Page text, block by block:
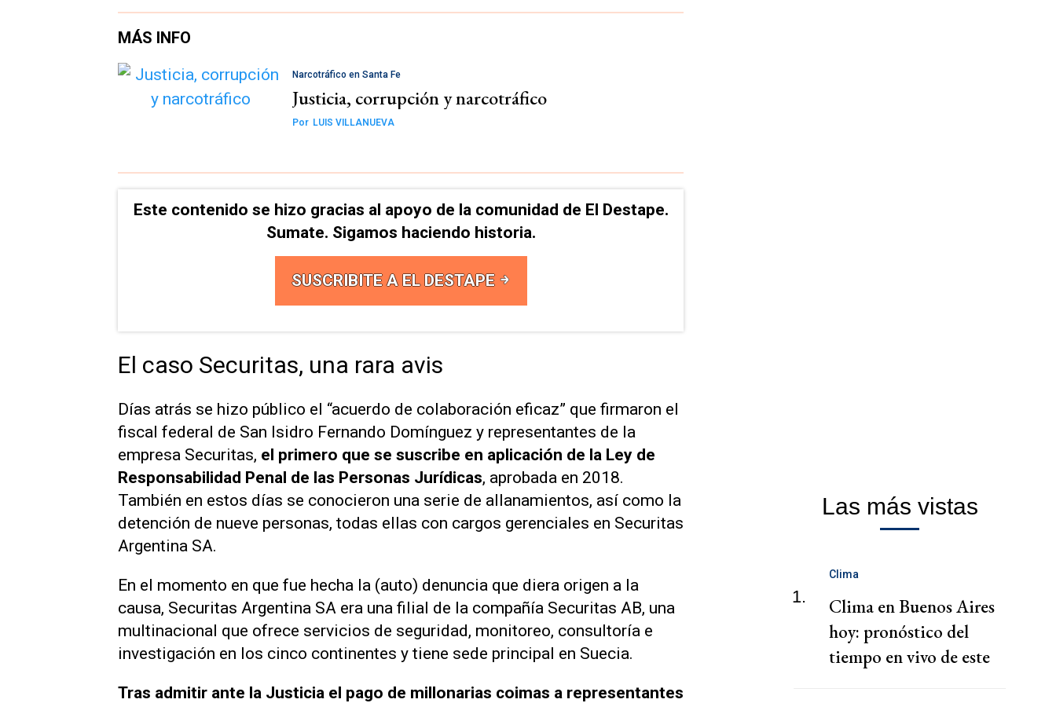
MÁS INFO
Narcotráfico en Santa Fe
Justicia, corrupción y narcotráfico
Por LUIS VILLANUEVA
Este contenido se hizo gracias al apoyo de la comunidad de El Destape.
Sumate. Sigamos haciendo historia.
SUSCRIBITE A EL DESTAPE
El caso Securitas, una rara avis
Días atrás se hizo público el “acuerdo de colaboración eficaz” que firmaron el
fiscal federal de San Isidro Fernando Domínguez y representantes de la
empresa Securitas, el primero que se suscribe en aplicación de la Ley de
Responsabilidad Penal de las Personas Jurídicas, aprobada en 2018.
También en estos días se conocieron una serie de allanamientos, así como la
detención de nueve personas, todas ellas con cargos gerenciales en Securitas
Argentina SA.
En el momento en que fue hecha la (auto) denuncia que diera origen a la
causa, Securitas Argentina SA era una filial de la compañía Securitas AB, una
multinacional que ofrece servicios de seguridad, monitoreo, consultoría e
investigación en los cinco continentes y tiene sede principal en Suecia.
Tras admitir ante la Justicia el pago de millonarias coimas a representantes
Las más vistas
1.
Clima
Clima en Buenos Aires
hoy: pronóstico del
tiempo en vivo de este